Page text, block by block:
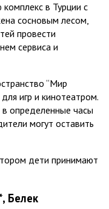
в Турции с
сосновым лесом,
провести
сервиса и
“Мир
игр и кинотеатром.
определенные часы
могут оставить
дети принимают
Белек